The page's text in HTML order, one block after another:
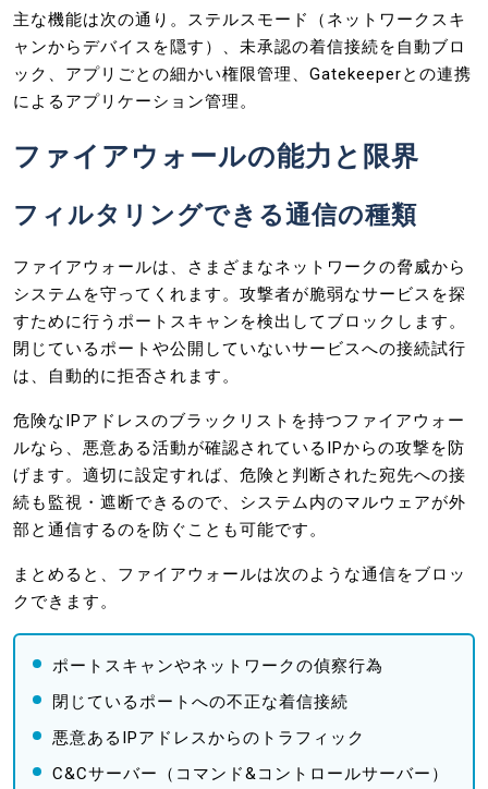
主な機能は次の通り。ステルスモード（ネットワークスキ
ャンからデバイスを隠す）、未承認の着信接続を自動ブロ
ック、アプリごとの細かい権限管理、Gatekeeperとの連携
によるアプリケーション管理。
ファイアウォールの能力と限界
フィルタリングできる通信の種類
ファイアウォールは、さまざまなネットワークの脅威から
システムを守ってくれます。攻撃者が脆弱なサービスを探
すために行うポートスキャンを検出してブロックします。
閉じているポートや公開していないサービスへの接続試行
は、自動的に拒否されます。
危険なIPアドレスのブラックリストを持つファイアウォー
ルなら、悪意ある活動が確認されているIPからの攻撃を防
げます。適切に設定すれば、危険と判断された宛先への接
続も監視・遮断できるので、システム内のマルウェアが外
部と通信するのを防ぐことも可能です。
まとめると、ファイアウォールは次のような通信をブロッ
クできます。
ポートスキャンやネットワークの偵察行為
閉じているポートへの不正な着信接続
悪意あるIPアドレスからのトラフィック
C&Cサーバー（コマンド&コントロールサーバー）